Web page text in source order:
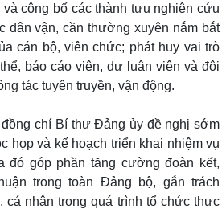
công bố các thành tựu nghiên cứu
dân vận, cần thường xuyên nắm bắt
cán bộ, viên chức; phát huy vai trò
báo cáo viên, dư luận viên và đội
tác tuyên truyền, vận động.
đồng chí Bí thư Đảng ủy đề nghị sớm
họp và kế hoạch triển khai nhiệm vụ
đó góp phần tăng cường đoàn kết,
trong toàn Đảng bộ, gắn trách
cá nhân trong quá trình tổ chức thực